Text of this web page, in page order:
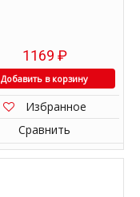
1169 ₽
Добавить в корзину
Избранное
Сравнить